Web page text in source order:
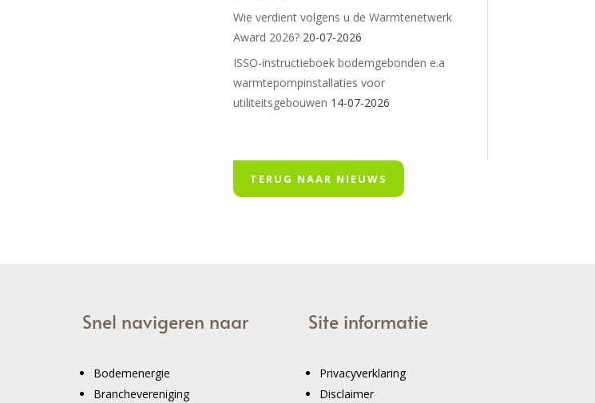
Wie verdient volgens u de Warmtenetwerk
Award 2026? 20-07-2026
ISSO-instructieboek bodemgebonden e.a
warmtepompinstallaties voor
utiliteitsgebouwen 14-07-2026
TERUG NAAR NIEUWS
Snel navigeren naar
Bodemenergie
Branchevereniging
Site informatie
Privacyverklaring
Disclaimer